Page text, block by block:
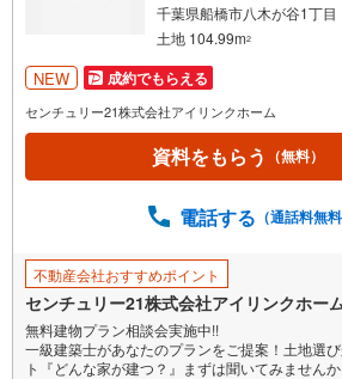
マ
イ
ペ
ジ
存
す
る
千葉県船橋市八木が谷1丁目
土地 104.99m2
NEW 成約でもらえる
センチュリー21株式会社アイリンクホーム
資料をもらう （無料）
電話する （通話料無料
不動産会社おすすめポイント
センチュリー21株式会社アイリンクホー
無料建物プラン相談会実施中!!
一級建築士があなたのプランをご提案！土地選
ト『どんな家が建つ？』まずは聞いてみませんか